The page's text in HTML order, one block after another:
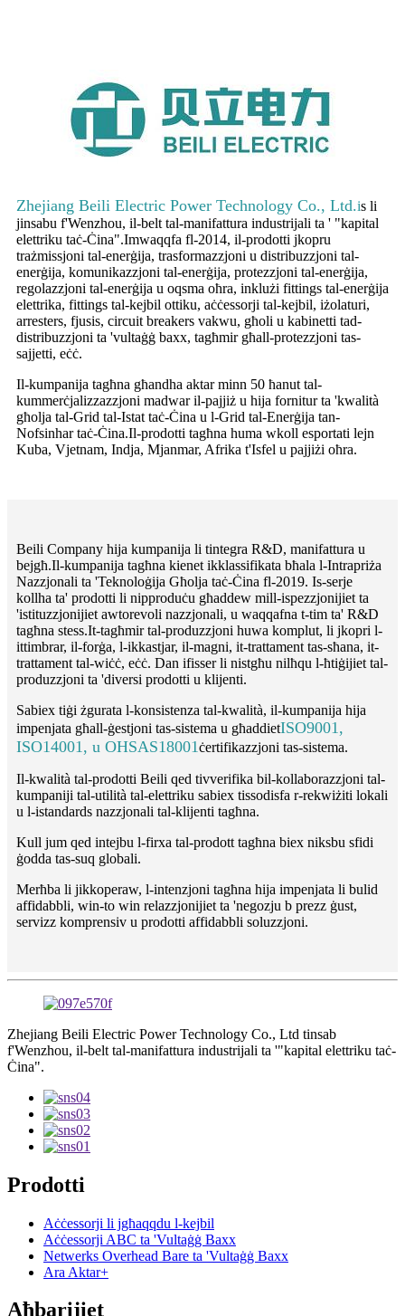
Zhejiang Beili Electric Power Technology Co., Ltd.is li
jinsabu f'Wenzhou, il-belt tal-manifattura industrijali ta ' "kapital
elettriku taċ-Ċina".Imwaqqfa fl-2014, il-prodotti jkopru
trażmissjoni tal-enerġija, trasformazzjoni u distribuzzjoni tal-
enerġija, komunikazzjoni tal-enerġija, protezzjoni tal-enerġija,
regolazzjoni tal-enerġija u oqsma oħra, inklużi fittings tal-enerġija
elettrika, fittings tal-kejbil ottiku, aċċessorji tal-kejbil, iżolaturi,
arresters, fjusis, circuit breakers vakwu, għoli u kabinetti tad-
distribuzzjoni ta 'vultaġġ baxx, tagħmir għall-protezzjoni tas-
sajjetti, eċċ.
Il-kumpanija tagħna għandha aktar minn 50 ħanut tal-
kummerċjalizzazzjoni madwar il-pajjiż u hija fornitur ta 'kwalità
għolja tal-Grid tal-Istat taċ-Ċina u l-Grid tal-Enerġija tan-
Nofsinhar taċ-Ċina.Il-prodotti tagħna huma wkoll esportati lejn
Kuba, Vjetnam, Indja, Mjanmar, Afrika t'Isfel u pajjiżi oħra.
Beili Company hija kumpanija li tintegra R&D, manifattura u
bejgħ.Il-kumpanija tagħna kienet ikklassifikata bħala l-Intrapriża
Nazzjonali ta 'Teknoloġija Għolja taċ-Ċina fl-2019. Is-serje
kollha ta' prodotti li nipproduċu għaddew mill-ispezzjonijiet ta
'istituzzjonijiet awtorevoli nazzjonali, u waqqafna t-tim ta' R&D
tagħna stess.It-tagħmir tal-produzzjoni huwa komplut, li jkopri l-
ittimbrar, il-forġa, l-ikkastjar, il-magni, it-trattament tas-sħana, it-
trattament tal-wiċċ, eċċ. Dan ifisser li nistgħu nilħqu l-ħtiġijiet tal-
produzzjoni ta 'diversi prodotti u klijenti.
Sabiex tiġi żgurata l-konsistenza tal-kwalità, il-kumpanija hija
impenjata għall-ġestjoni tas-sistema u għaddietISO9001,
ISO14001, u OHSAS18001ċertifikazzjoni tas-sistema.
Il-kwalità tal-prodotti Beili qed tivverifika bil-kollaborazzjoni tal-
kumpaniji tal-utilità tal-elettriku sabiex tissodisfa r-rekwiżiti lokali
u l-istandards nazzjonali tal-klijenti tagħna.
Kull jum qed intejbu l-firxa tal-prodott tagħna biex niksbu sfidi
ġodda tas-suq globali.
Merħba li jikkoperaw, l-intenzjoni tagħna hija impenjata li bulid
affidabbli, win-to win relazzjonijiet ta 'negozju b prezz ġust,
servizz komprensiv u prodotti affidabbli soluzzjoni.
Zhejiang Beili Electric Power Technology Co., Ltd tinsab
f'Wenzhou, il-belt tal-manifattura industrijali ta '"kapital elettriku taċ-
Ċina".
Prodotti
Aċċessorji li jgħaqqdu l-kejbil
Aċċessorji ABC ta 'Vultaġġ Baxx
Netwerks Overhead Bare ta 'Vultaġġ Baxx
Ara Aktar+
Aħbarijiet